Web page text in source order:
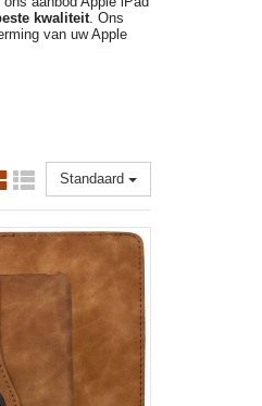
kwaliteit. Ons
van uw Apple
Standaard